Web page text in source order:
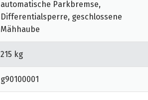
automatische Parkbremse,
Differentialsperre, geschlossene
Mähhaube
215 kg
g90100001